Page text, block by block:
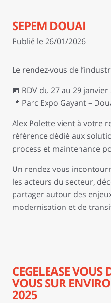
SEPEM DOUAI
Publié le 26/01/2026
Le rendez-vous de
📅 RDV du 27 au 29 janvier
📍 Parc Expo Gayant –
Alex Polette vient à votre
référence dédié aux
process et maintenance
Un rendez-vous
les acteurs du secteur,
partager autour des
modernisation et de
CEGELEASE
VOUS SUR
2025